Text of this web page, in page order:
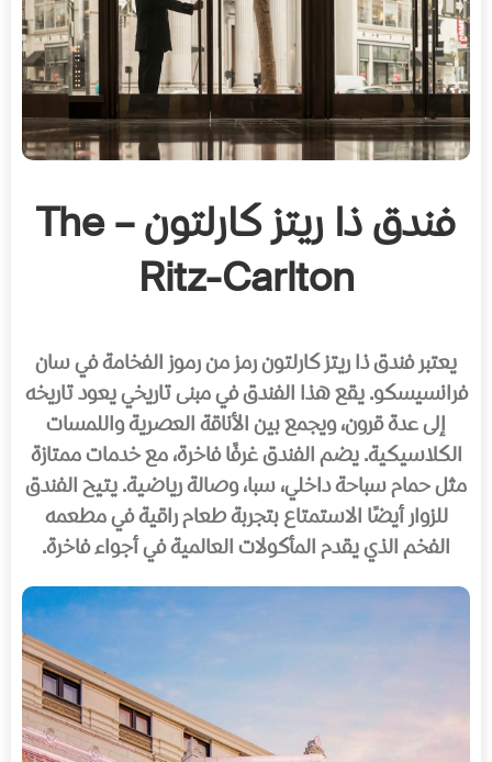
فندق ذا ريتز كارلتون – The
Ritz-Carlton
يعتبر فندق ذا ريتز كارلتون رمز من رموز الفخامة في سان
فرانسيسكو. يقع هذا الفندق في مبنى تاريخي يعود تاريخه
إلى عدة قرون، ويجمع بين الأناقة العصرية واللمسات
الكلاسيكية. يضم الفندق غرفًا فاخرة، مع خدمات ممتازة
مثل حمام سباحة داخلي، سبا، وصالة رياضية. يتيح الفندق
للزوار أيضًا الاستمتاع بتجربة طعام راقية في مطعمه
الفخم الذي يقدم المأكولات العالمية في أجواء فاخرة.